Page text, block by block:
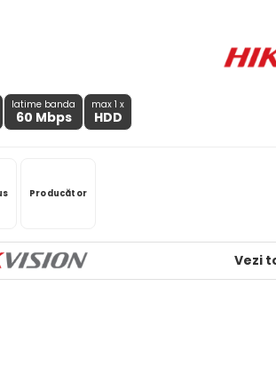
latime banda
60 Mbps
max 1 x
HDD
Producător
Vezi